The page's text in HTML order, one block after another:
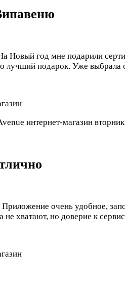
Новый год мне подарили
лучший подарок. Уже
интернет-магазин
Приложение очень удобное,
не хватают, но доверие к